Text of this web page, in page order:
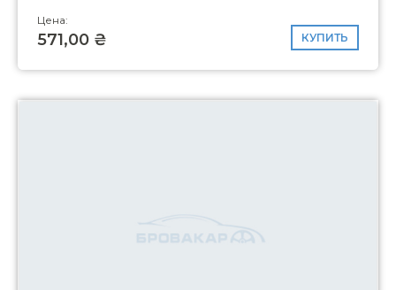
Цена:
571,00 ₴ КУПИТЬ